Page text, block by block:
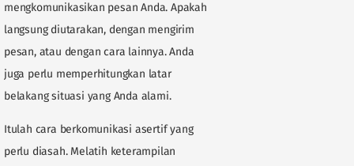
mengkomunikasikan pesan Anda. Apakah
langsung diutarakan, dengan mengirim
pesan, atau dengan cara lainnya. Anda
juga perlu memperhitungkan latar
belakang situasi yang Anda alami.
Itulah cara berkomunikasi asertif yang
perlu diasah. Melatih keterampilan